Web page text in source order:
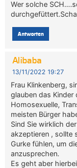
Wer solche
Antworten
Alibaba
13/11/2022 19:27
Frau Klinkenberg,
glauben das Kinder
Homosexuelle,
meisten Bürger
Sind Sie wirklich
akzeptieren , sollte
Gurke fühlen, um
anzusprechen.
Es geht aber